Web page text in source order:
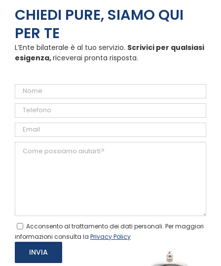
CHIEDI PURE, SIAMO QUI
PER TE
L’Ente bilaterale è al tuo servizio. Scrivici per qualsiasi
esigenza,riceverai pronta risposta.
Acconsento al trattamento dei dati personali. Per maggiori
informazioni consulta la Privacy Policy